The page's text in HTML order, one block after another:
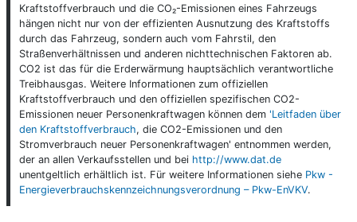
Kraftstoffverbrauch und die CO₂-Emissionen eines Fahrzeugs
hängen nicht nur von der effizienten Ausnutzung des Kraftstoffs
durch das Fahrzeug, sondern auch vom Fahrstil, den
Straßenverhältnissen und anderen nichttechnischen Faktoren ab.
CO2 ist das für die Erderwärmung hauptsächlich verantwortliche
Treibhausgas. Weitere Informationen zum offiziellen
Kraftstoffverbrauch und den offiziellen spezifischen CO2-
Emissionen neuer Personenkraftwagen können dem 'Leitfaden über
den Kraftstoffverbrauch, die CO2-Emissionen und den
Stromverbrauch neuer Personenkraftwagen' entnommen werden,
der an allen Verkaufsstellen und bei http://www.dat.de
unentgeltlich erhältlich ist. Für weitere Informationen siehe Pkw -
Energieverbrauchskennzeichnungsverordnung – Pkw-EnVKV.